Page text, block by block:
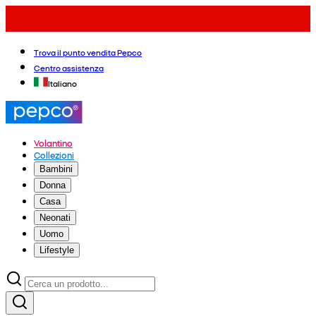
Trova il punto vendita Pepco
Centro assistenza
Italiano
Volantino
Collezioni
Bambini
Donna
Casa
Neonati
Uomo
Lifestyle